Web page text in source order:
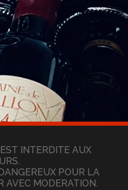
INTERDITE AUX
POUR LA
AVEC MODERATION.